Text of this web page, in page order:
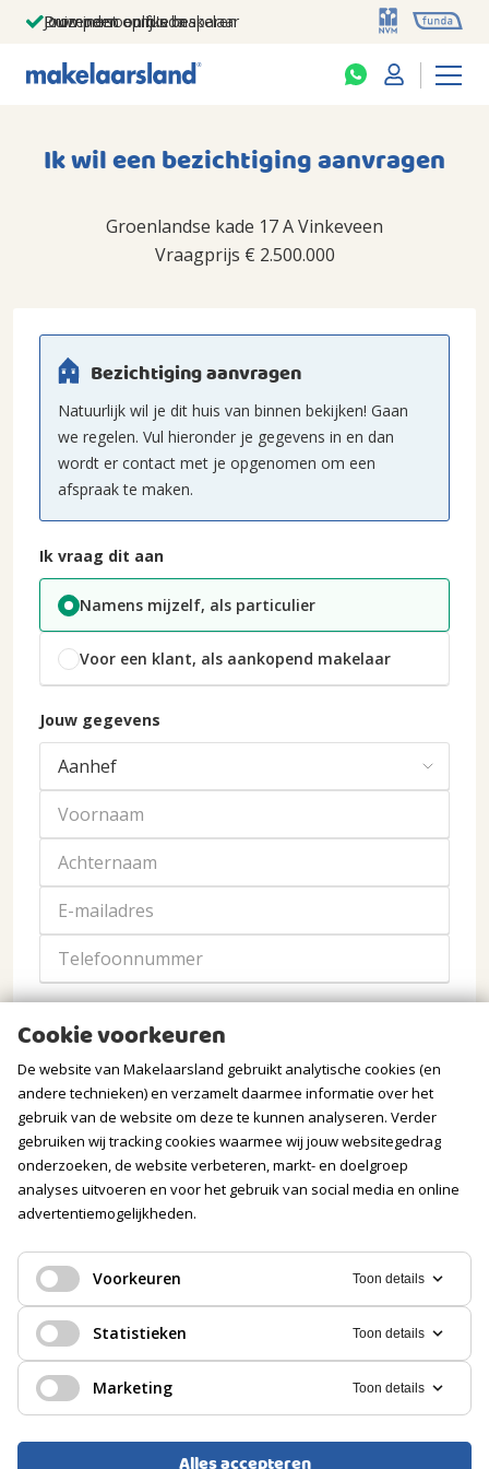
Jouw persoonlijke makelaar
Duizenden euro's besparen
Prominent op funda
Ik wil een bezichtiging aanvragen
Groenlandse kade 17 A Vinkeveen
Vraagprijs € 2.500.000
Bezichtiging aanvragen
Natuurlijk wil je dit huis van binnen bekijken! Gaan
we regelen. Vul hieronder je gegevens in en dan
wordt er contact met je opgenomen om een
afspraak te maken.
Ik vraag dit aan
Namens mijzelf, als particulier
Voor een klant, als aankopend makelaar
Jouw gegevens
Verstuur mijn aanvraag
Wij gaan zorgvuldig om met jouw gegevens. Meer
informatie vind je in onze
Cookie voorkeuren
De website van Makelaarsland gebruikt analytische cookies (en
andere technieken) en verzamelt daarmee informatie over het
gebruik van de website om deze te kunnen analyseren. Verder
gebruiken wij tracking cookies waarmee wij jouw websitegedrag
onderzoeken, de website verbeteren, markt- en doelgroep
analyses uitvoeren en voor het gebruik van social media en online
advertentiemogelijkheden.
Voorkeuren Toon details
Statistieken Toon details
Marketing Toon details